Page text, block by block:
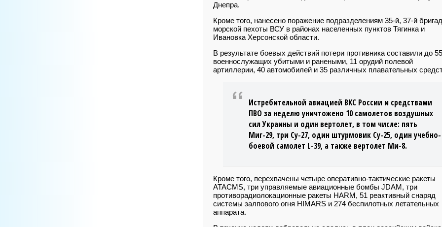
Днепра.
Кроме того, нанесено поражение подразделениям 35-й, 37-й бригад
морской пехоты ВСУ в районах населенных пунктов Тягинка и
Ивановка Херсонской области.
В результате боевых действий потери противника составили до
военнослужащих убитыми и ранеными, 11 орудий полевой
артиллерии, 40 автомобилей и 35 различных плавательных
Истребительной авиацией ВКС России и средствами
ПВО за неделю уничтожено 10 самолетов воздушных
сил Украины и один вертолет, в том числе: пять
Миг-29, три Су-27, один штурмовик Су-25, один учебно-
боевой самолет L-39, а также вертолет Ми-8.
Кроме того, перехвачены четыре оперативно-тактические ракеты
ATACMS, три управляемые авиационные бомбы JDAM, три
противорадиолокационные ракеты HARM, 51 реактивный снаряд
системы залпового огня HIMARS и 274 беспилотных летательных
аппарата.